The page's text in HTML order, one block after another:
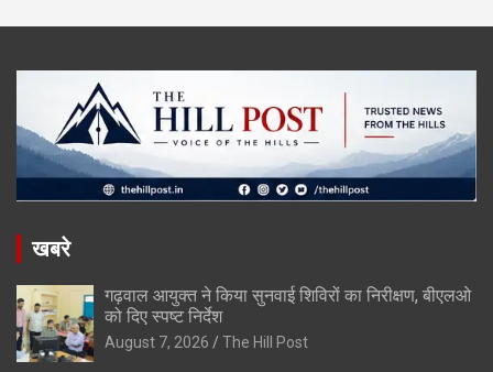
खबरे
गढ़वाल आयुक्त ने किया सुनवाई शिविरों का निरीक्षण, बीएलओ
को दिए स्पष्ट निर्देश
August 7, 2026 The Hill Post